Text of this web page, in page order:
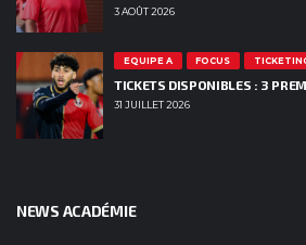
3 AOÛT 2026
EQUIPE A FOCUS
TICKETS DISPONIBLES : 3
31 JUILLET 2026
NEWS ACADÉMIE